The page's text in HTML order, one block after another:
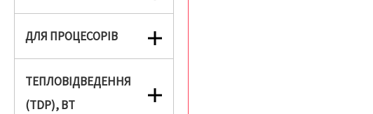
ДЛЯ ПРОЦЕСОРІВ
ТЕПЛОВІДВЕДЕННЯ
(TDP), ВТ